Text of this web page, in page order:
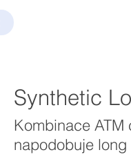
Synthetic
Kombinace
napodobuje